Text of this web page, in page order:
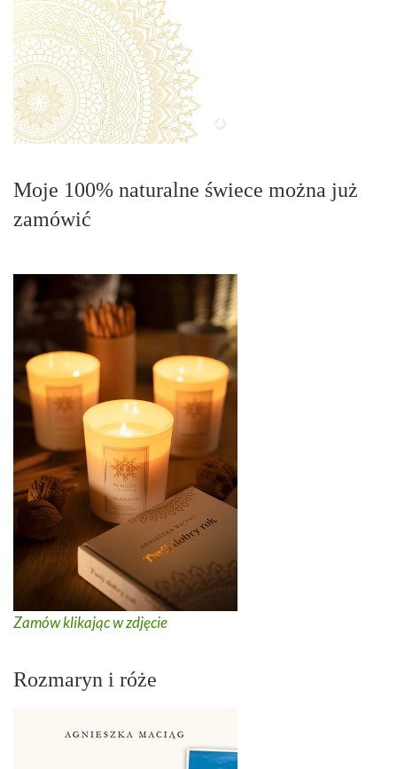
Moje 100% naturalne świece można już
zamówić
Zamów klikając w zdjęcie
Rozmaryn i róże